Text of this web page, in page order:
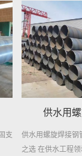
赖
自来水输
自来水输送用螺
护者 在城市的每